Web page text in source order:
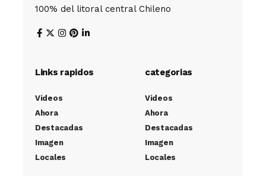
100% del litoral central Chileno
Links rapidos
Videos
Ahora
Destacadas
Imagen
Locales
categorias
Videos
Ahora
Destacadas
Imagen
Locales